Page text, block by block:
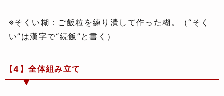
※そくい糊：ご飯粒を練り潰して作った糊。（“そく
い”は漢字で“続飯”と書く）
【4】全体組み立て